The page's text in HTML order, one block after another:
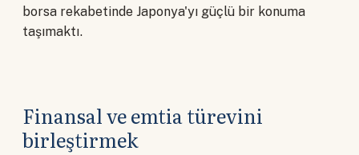
borsa rekabetinde Japonya'yı güçlü bir konuma
taşımaktı.
Finansal ve emtia türevini
birleştirmek